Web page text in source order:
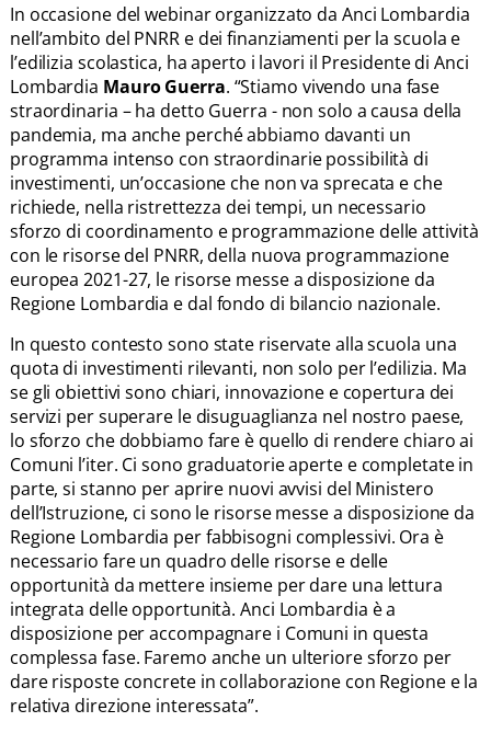
In occasione del webinar organizzato da Anci Lombardia
nell’ambito del PNRR e dei finanziamenti per la scuola e
l’edilizia scolastica, ha aperto i lavori il Presidente di Anci
Lombardia Mauro Guerra. “Stiamo vivendo una fase
straordinaria – ha detto Guerra - non solo a causa della
pandemia, ma anche perché abbiamo davanti un
programma intenso con straordinarie possibilità di
investimenti, un’occasione che non va sprecata e che
richiede, nella ristrettezza dei tempi, un necessario
sforzo di coordinamento e programmazione delle attività
con le risorse del PNRR, della nuova programmazione
europea 2021-27, le risorse messe a disposizione da
Regione Lombardia e dal fondo di bilancio nazionale.
In questo contesto sono state riservate alla scuola una
quota di investimenti rilevanti, non solo per l’edilizia. Ma
se gli obiettivi sono chiari, innovazione e copertura dei
servizi per superare le disuguaglianza nel nostro paese,
lo sforzo che dobbiamo fare è quello di rendere chiaro ai
Comuni l’iter. Ci sono graduatorie aperte e completate in
parte, si stanno per aprire nuovi avvisi del Ministero
dell’Istruzione, ci sono le risorse messe a disposizione da
Regione Lombardia per fabbisogni complessivi. Ora è
necessario fare un quadro delle risorse e delle
opportunità da mettere insieme per dare una lettura
integrata delle opportunità. Anci Lombardia è a
disposizione per accompagnare i Comuni in questa
complessa fase. Faremo anche un ulteriore sforzo per
dare risposte concrete in collaborazione con Regione e la
relativa direzione interessata”.